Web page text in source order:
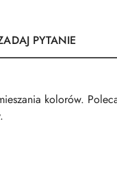
PYTANIE
kolorów.